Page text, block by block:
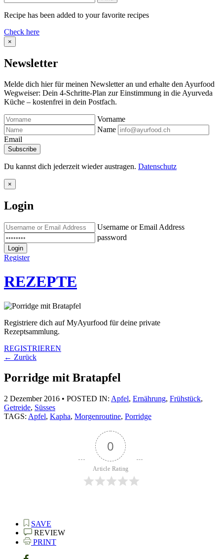
Recipe has been added to your favorite recipes
Check here
×
Newsletter
Melde dich hier für meinen Newsletter an und erhalte den Ayurfood
Wegweiser: Dein 4-Schritte-Plan zur Einstimmung in die Ayurveda
Küche – kostenfrei in dein Postfach.
Vorname
Name
Email
Du kannst dich jederzeit wieder austragen. Datenschutz
×
Login
Username or Email Address
password
Login
Register
REZEPTE
Registriere dich auf MyAyurfood für deine private
Rezeptsammlung.
REGISTRIEREN
← Zurück
Porridge mit Bratapfel
2 Dezember 2016 • POSTED IN: Apfel, Ernährung, Frühstück,
Getreide, Süsses
TAGS: Apfel, Kapha, Morgenroutine, Porridge
0
Article Rating
SAVE
REVIEW
PRINT